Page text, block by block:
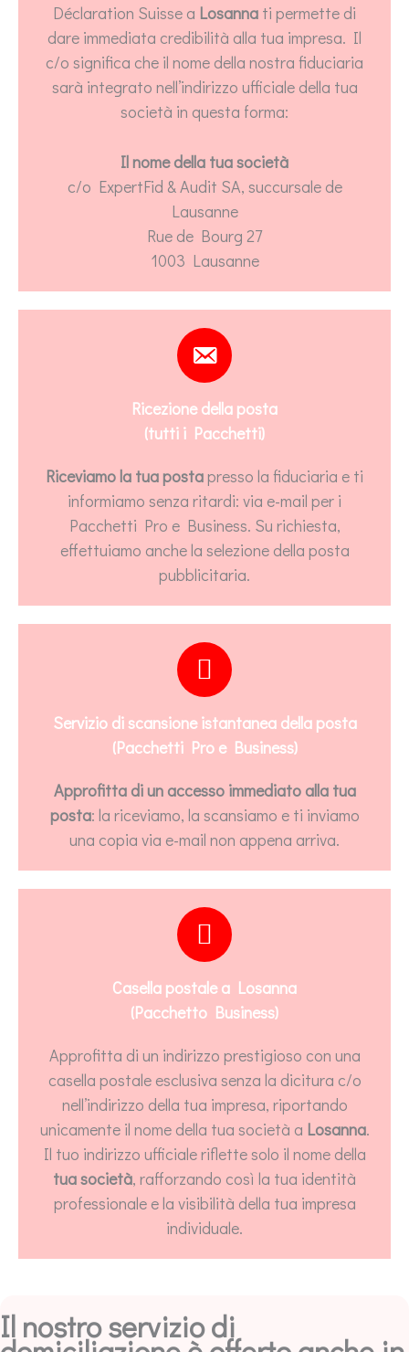
Déclaration Suisse a Losanna ti permette di
dare immediata credibilità alla tua impresa. Il
c/o significa che il nome della nostra fiduciaria
sarà integrato nell’indirizzo ufficiale della tua
società in questa forma:
Il nome della tua società
c/o ExpertFid & Audit SA, succursale de
Lausanne
Rue de Bourg 27
1003 Lausanne
Ricezione della posta
(tutti i Pacchetti)
Riceviamo la tua postapresso la fiduciaria e ti
informiamo senza ritardi: via e-mail per i
Pacchetti Pro e Business. Su richiesta,
effettuiamo anche la selezione della posta
pubblicitaria.
Servizio di scansione istantanea della posta
(Pacchetti Pro e Business)
Approfitta di un accesso immediato alla tua
posta: la riceviamo, la scansiamo e ti inviamo
una copia via e-mail non appena arriva.
Casella postale a Losanna
(Pacchetto Business)
Approfitta di un indirizzo prestigioso con una
casella postale esclusiva senza la dicitura c/o
nell’indirizzo della tua impresa, riportando
unicamente il nome della tua società a Losanna.
Il tuo indirizzo ufficiale riflette solo il nome della
tua società, rafforzando così la tua identità
professionale e la visibilità della tua impresa
individuale.
Il nostro servizio di